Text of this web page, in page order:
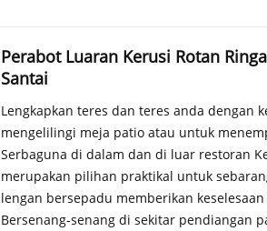
Perabot Luaran Kerusi Rotan
Santai
Lengkapkan teres dan teres anda dengan
mengelilingi meja patio atau untuk
Serbaguna di dalam dan di luar restoran
merupakan pilihan praktikal untuk
lengan bersepadu memberikan
Bersenang-senang di sekitar pendiangan